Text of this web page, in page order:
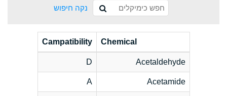
נקה חיפוש
Chemical
Campatibility
Acetaldehyde
D
Acetamide
A